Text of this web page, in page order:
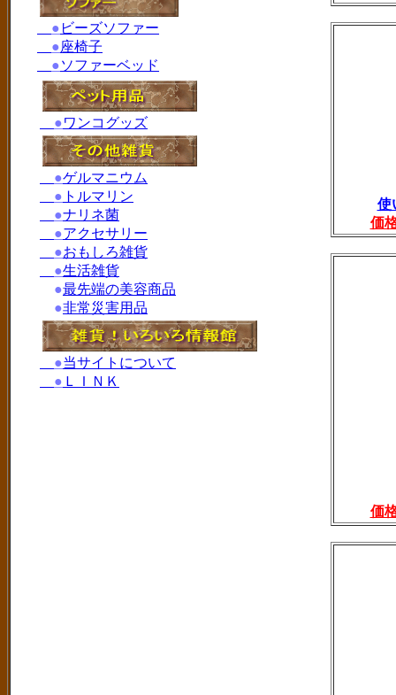
使
価
価
● ビーズソファー
●座椅子
●ソファーベッド
●ワンコグッズ
●ゲルマニウム
● トルマリン
●ナリネ菌
●アクセサリー
●おもしろ雑貨
●生活雑貨
●最先端の美容商品
●非常災害用品
●当サイトについて
● ＬＩＮＫ